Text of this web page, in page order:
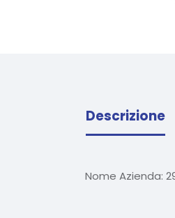
Descrizione
Nome Azienda: